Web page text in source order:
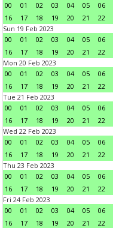
00
01 02 03 04 05 06
16
17 18 19 20 21 22
Sun 19 Feb 2023
00
01 02 03 04 05 06
16
17 18 19 20 21 22
Mon 20 Feb 2023
00
01 02 03 04 05 06
16
17 18 19 20 21 22
Tue 21 Feb 2023
00
01 02 03 04 05 06
16
17 18 19 20 21 22
Wed 22 Feb 2023
00
01 02 03 04 05 06
16
17 18 19 20 21 22
Thu 23 Feb 2023
00
01 02 03 04 05 06
16
17 18 19 20 21 22
Fri 24 Feb 2023
00
01 02 03 04 05 06
16
17 18 19 20 21 22